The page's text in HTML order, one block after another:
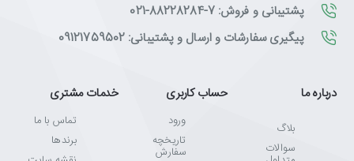
پشتیبانی و فروش: 7-88228284-021
پیگیری سفارشات و ارسال و پشتیبانی: 09121759502
درباره ما
بلاگ
سوالات
حساب کاربری
ورود
تاریخچه
سفارش
خدمات مشتری
تماس با ما
برندها